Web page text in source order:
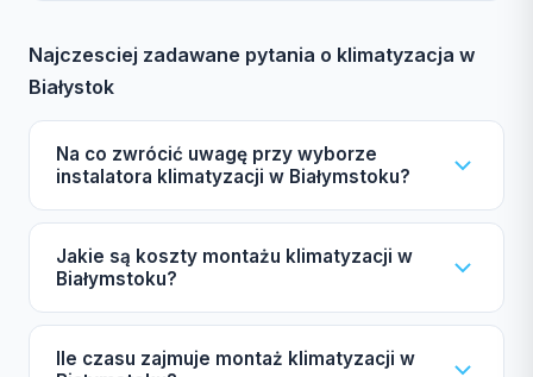
Najczesciej zadawane pytania o klimatyzacja w
Białystok
Na co zwrócić uwagę przy wyborze
instalatora klimatyzacji w Białymstoku?
Wybierając instalatora klimatyzacji w Białymstoku,
warto zwrócić uwagę na certyfikat F-gazowy UDT,
Daikin/Mitsubishi/Samsung, gwarancję oraz opinie
klientów. Nasz katalog pomoże w dokonaniu
Jakie są koszty montażu klimatyzacji w
Białymstoku?
Koszt montażu klimatyzacji w Białymstoku zależy od
Ile czasu zajmuje montaż klimatyzacji w